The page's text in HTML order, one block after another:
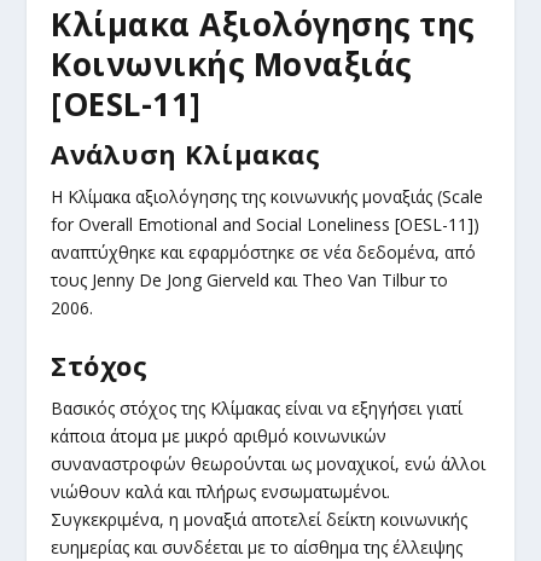
Κλίμακα Αξιολόγησης της
Κοινωνικής Μοναξιάς
[OESL-11]
Ανάλυση Κλίμακας
Η Κλίμακα αξιολόγησης της κοινωνικής μοναξιάς (Scale
for Overall Emotional and Social Loneliness [OESL-11])
αναπτύχθηκε και εφαρμόστηκε σε νέα δεδομένα, από
τους Jenny De Jong Gierveld και Theo Van Tilbur το
2006.
Στόχος
Βασικός στόχος της Κλίμακας είναι να εξηγήσει γιατί
κάποια άτομα με μικρό αριθμό κοινωνικών
συναναστροφών θεωρούνται ως μοναχικοί, ενώ άλλοι
νιώθουν καλά και πλήρως ενσωματωμένοι.
Συγκεκριμένα, η μοναξιά αποτελεί δείκτη κοινωνικής
ευημερίας και συνδέεται με το αίσθημα της έλλειψης